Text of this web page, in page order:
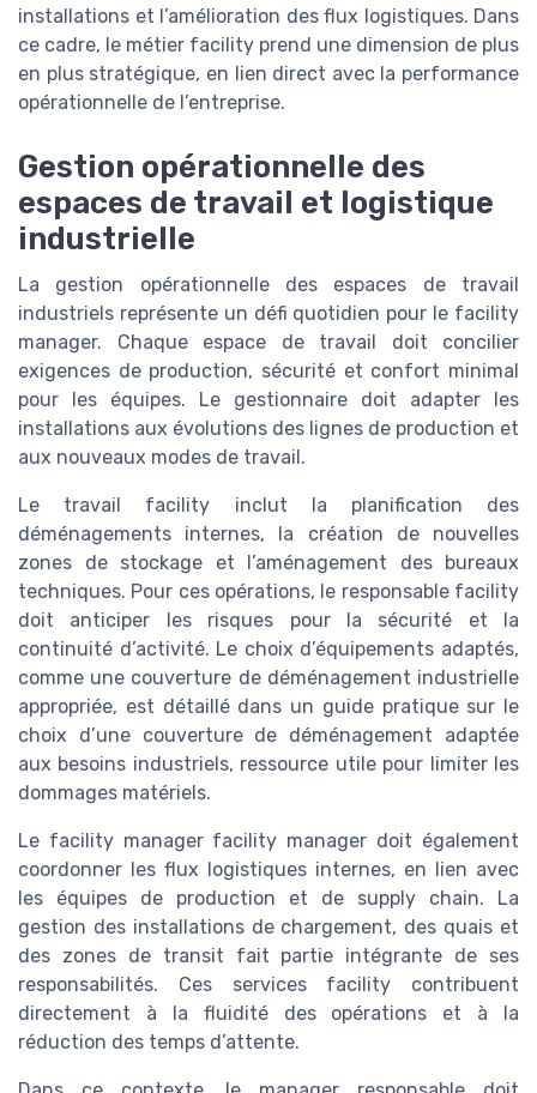
installations et l’amélioration des flux logistiques. Dans
ce cadre, le métier facility prend une dimension de plus
en plus stratégique, en lien direct avec la performance
opérationnelle de l’entreprise.
Gestion opérationnelle des
espaces de travail et logistique
industrielle
La gestion opérationnelle des espaces de travail
industriels représente un défi quotidien pour le facility
manager. Chaque espace de travail doit concilier
exigences de production, sécurité et confort minimal
pour les équipes. Le gestionnaire doit adapter les
installations aux évolutions des lignes de production et
aux nouveaux modes de travail.
Le travail facility inclut la planification des
déménagements internes, la création de nouvelles
zones de stockage et l’aménagement des bureaux
techniques. Pour ces opérations, le responsable facility
doit anticiper les risques pour la sécurité et la
continuité d’activité. Le choix d’équipements adaptés,
comme une couverture de déménagement industrielle
appropriée, est détaillé dans un guide pratique sur le
choix d’une couverture de déménagement adaptée
aux besoins industriels, ressource utile pour limiter les
dommages matériels.
Le facility manager facility manager doit également
coordonner les flux logistiques internes, en lien avec
les équipes de production et de supply chain. La
gestion des installations de chargement, des quais et
des zones de transit fait partie intégrante de ses
responsabilités. Ces services facility contribuent
directement à la fluidité des opérations et à la
réduction des temps d’attente.